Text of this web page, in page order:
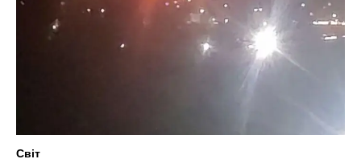
Світ